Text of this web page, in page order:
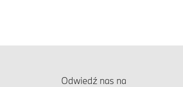
Odwiedź nas na